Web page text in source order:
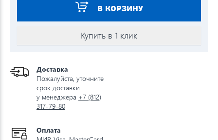
В КОРЗИНУ
Купить в 1 клик
Доставка
Пожалуйста, уточните
срок доставки
у менеджера +7 (812)
317-79-80
Оплата